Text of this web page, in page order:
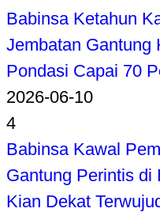
Babinsa Ketahun
Jembatan Gantung
Pondasi Capai 70
2026-06-10
4
Babinsa Kawal
Gantung Perintis di
Kian Dekat